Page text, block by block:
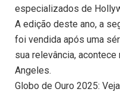
especializados de
A edição deste ano, a
foi vendida após uma
sua relevância,
Angeles.
Globo de Ouro 2025: